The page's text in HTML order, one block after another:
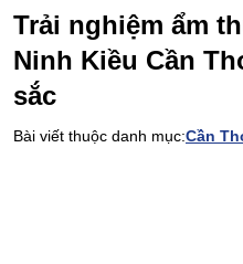
Trải nghiệm ẩm
Ninh Kiều Cần
sắc
Bài viết thuộc danh mục:Cần